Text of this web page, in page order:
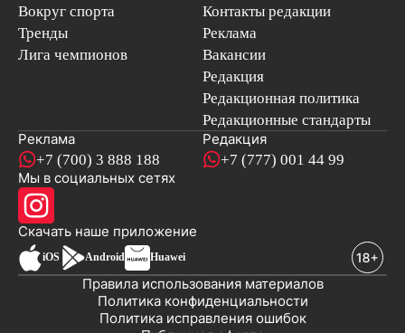
Вокруг спорта
Тренды
Лига чемпионов
Контакты редакции
Реклама
Вакансии
Редакция
Редакционная политика
Редакционные стандарты
Реклама
+7 (700) 3 888 188
Редакция
+7 (777) 001 44 99
Мы в социальных сетях
Скачать наше приложениеновостей
iOS Android Huawei
Политика исправления ошибок
Политика конфиденциальности
Правила использования материалов